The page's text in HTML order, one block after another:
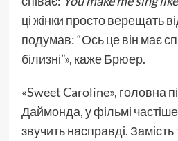
ці жінки просто верещать
подумав: “Ось це він має
білизні”», каже Брюер.
«Sweet Caroline», головна
Даймонда, у фільмі частіше
звучить насправді.